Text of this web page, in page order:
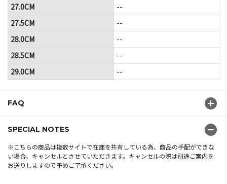
FAQ
SPECIAL NOTES
※こちらの商品は複数サイトで在庫を共有している為、商品の手配ができな
い場合、キャンセルとさせていただきます。キャンセルの際は別途ご案内を
お送りしますので予めご了承ください。
27.0CM
--
27.5CM
--
28.0CM
--
28.5CM
--
29.0CM
--